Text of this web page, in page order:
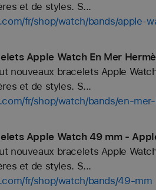
et de styles. S...
fr/shop/watch/bands/apple-
Apple Watch En Mer
nouveaux bracelets Apple
et de styles. S...
fr/shop/watch/bands/en-
Apple Watch 49 mm -
nouveaux bracelets Apple
et de styles. S...
fr/shop/watch/bands/49-mm